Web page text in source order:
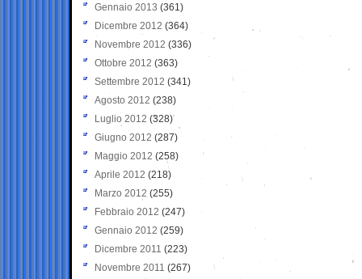
Gennaio 2013 (361)
Dicembre 2012 (364)
Novembre 2012 (336)
Ottobre 2012 (363)
Settembre 2012 (341)
Agosto 2012 (238)
Luglio 2012 (328)
Giugno 2012 (287)
Maggio 2012 (258)
Aprile 2012 (218)
Marzo 2012 (255)
Febbraio 2012 (247)
Gennaio 2012 (259)
Dicembre 2011 (223)
Novembre 2011 (267)